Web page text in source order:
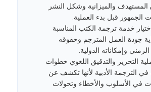
والميزانية وشكل النشر
الجمهور قبل بدء العملية.
خدمة ترجمة الكتب المناسبة
جودة العمل المترجم وحقوقه
وإمكاناته الدولية.
التحرير والتدقيق اللغوي خطوات
الترجمة الأدبية لأنها تكشف عن
في الأسلوب والأخطاء وتحولات